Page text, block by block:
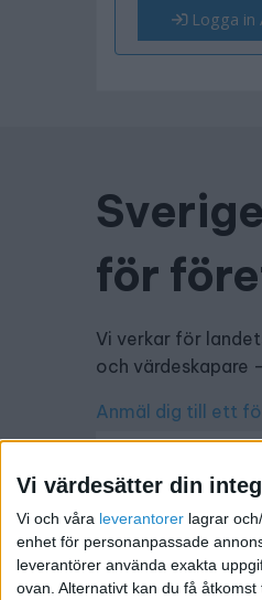
Vi värdesätter din
Vi och våra leverantorer lagrar
enhet för personanpassade
leverantörer använda exakta
ovan. Alternativt kan du få
Logga in
för
Vi verkar för
och värdeskapare
Anmäl dig till ett
Har du
Kontakta